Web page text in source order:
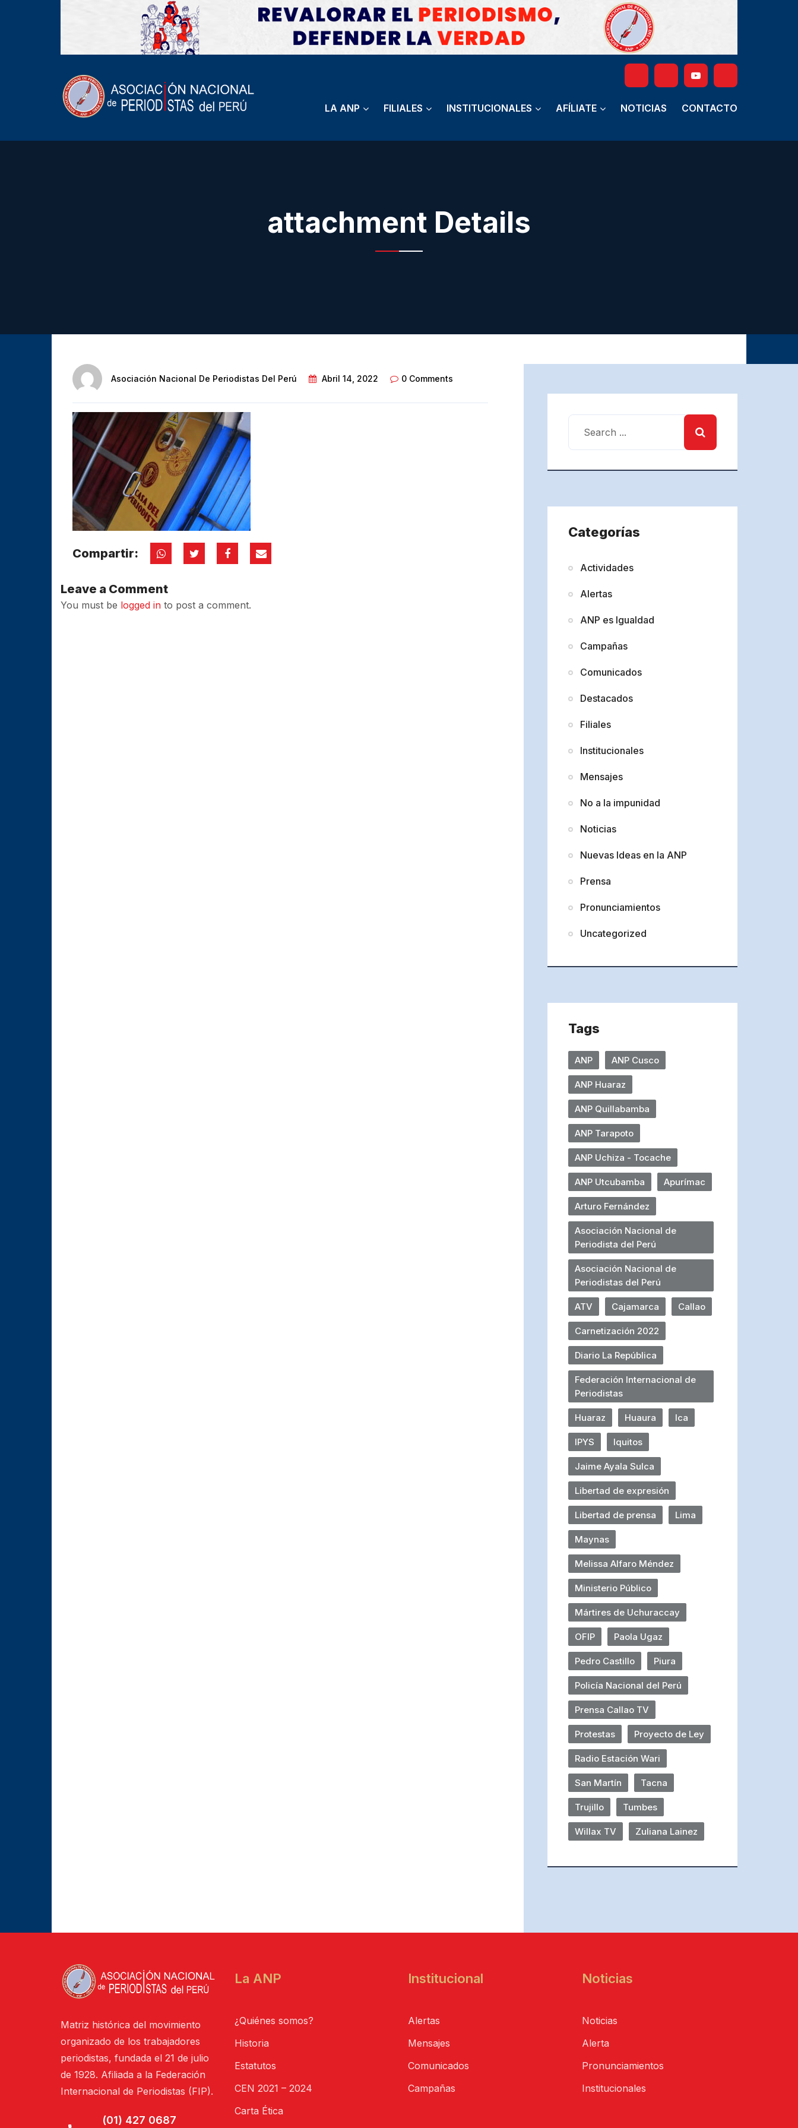
LA ANP FILIALES INSTITUCIONALES AFÍLIATE NOTICIAS CONTACTO
attachment Details
Asociación Nacional De Periodistas Del Perú Abril 14, 2022 0 Comments
Compartir:
Leave a Comment
You must be logged in to post a comment.
Categorías
Actividades
Alertas
ANP es Igualdad
Campañas
Comunicados
Destacados
Filiales
Institucionales
Mensajes
No a la impunidad
Noticias
Nuevas Ideas en la ANP
Prensa
Pronunciamientos
Uncategorized
Tags
ANP ANP Cusco
ANP Huaraz
ANP Quillabamba
ANP Tarapoto
ANP Uchiza - Tocache
ANP Utcubamba Apurímac
Arturo Fernández
Asociación Nacional de
Periodista del Perú
Asociación Nacional de
Periodistas del Perú
ATV Cajamarca Callao
Carnetización 2022
Diario La República
Federación Internacional de
Periodistas
Huaraz Huaura Ica
IPYS Iquitos
Jaime Ayala Sulca
Libertad de expresión
Libertad de prensa Lima
Maynas
Melissa Alfaro Méndez
Ministerio Público
Mártires de Uchuraccay
OFIP Paola Ugaz
Pedro Castillo Piura
Policía Nacional del Perú
Prensa Callao TV
Protestas Proyecto de Ley
Radio Estación Wari
San Martín Tacna
Trujillo Tumbes
Willax TV Zuliana Lainez
Matriz histórica del movimiento
organizado de los trabajadores
periodistas, fundada el 21 de julio
de 1928. Afiliada a la Federación
Internacional de Periodistas (FIP).
(01) 427 0687
La ANP
¿Quiénes somos?
Historia
Estatutos
CEN 2021 – 2024
Carta Ética
Institucional
Alertas
Mensajes
Comunicados
Campañas
Noticias
Noticias
Alerta
Pronunciamientos
Institucionales